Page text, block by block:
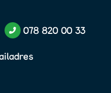
078 820 00 33